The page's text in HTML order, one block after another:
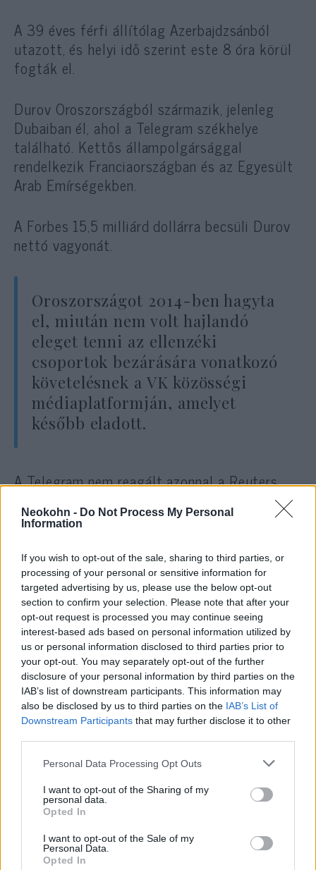
Neokohn - Do Not Process My Personal
Information
If you wish to opt-out of the sale, sharing to third parties, or
processing of your personal or sensitive information for
targeted advertising by us, please use the below opt-out
section to confirm your selection. Please note that after your
opt-out request is processed you may continue seeing
interest-based ads based on personal information utilized by
us or personal information disclosed to third parties prior to
your opt-out. You may separately opt-out of the further
disclosure of your personal information by third parties on the
IAB’s list of downstream participants. This information may
also be disclosed by us to third parties on the IAB’s List of
Downstream Participants that may further disclose it to other
Please note that this website/app uses one or more Google
not limited to your visit or usage behaviour. You may click to
grant or deny consent to Google and its third-party tags to
use your data for below specified purposes in below Google
consent section.
Personal Data Processing Opt Outs
I want to opt-out of the Sharing of my
personal data.
Opted In
I want to opt-out of the Sale of my
Personal Data.
Opted In
A 39 éves férfi állítólag Azerbajdzsánból
utazott, és helyi idő szerint este 8 óra körül
fogták el.
Durov Oroszországból származik, jelenleg
Dubaiban él, ahol a Telegram székhelye
található. Kettős állampolgársággal
rendelkezik Franciaországban és az Egyesült
Arab Emírségekben.
A Forbes 15,5 milliárd dollárra becsüli Durov
nettó vagyonát.
Oroszországot 2014-ben hagyta
el, miután nem volt hajlandó
eleget tenni az ellenzéki
csoportok bezárására vonatkozó
követelésnek a VK közösségi
médiaplatformján, amelyet
később eladott.
A Telegram nem reagált azonnal a Reuters
„azonnali lépéseket” tesz a helyzet
tisztázására.
Durov a testvérével, Nyikolajjal
együtt 2013-ban indította el a
Telegramot, és az alkalmazás ma
már mintegy 900 millió aktív
felhasználóval büszkélkedhet.
A Telegram végponttól végpontig titkosított
üzenetküldést biztosít, és lehetővé teszi a
felhasználók számára, hogy „csatornákat”
hozzanak létre a követőkkel való gyors
információmegosztásra.